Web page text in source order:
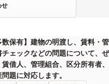
せ
保有】建物の明渡し、賃料・管
ェックなどの問題について、ぜ
借人、管理組合、区分所有者、
題に対応します。